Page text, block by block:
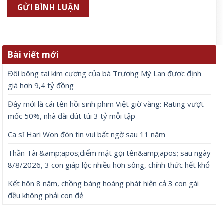
Bài viết mới
Đôi bông tai kim cương của bà Trương Mỹ Lan được định
giá hơn 9,4 tỷ đồng
Đây mới là cái tên hồi sinh phim Việt giờ vàng: Rating vượt
mốc 50%, nhà đài đút túi 3 tỷ mỗi tập
Ca sĩ Hari Won đón tin vui bất ngờ sau 11 năm
Thần Tài &amp;apos;điểm mặt gọi tên&amp;apos; sau ngày
8/8/2026, 3 con giáp lộc nhiều hơn sông, chính thức hết khổ
Kết hôn 8 năm, chồng bàng hoàng phát hiện cả 3 con gái
đều không phải con đẻ